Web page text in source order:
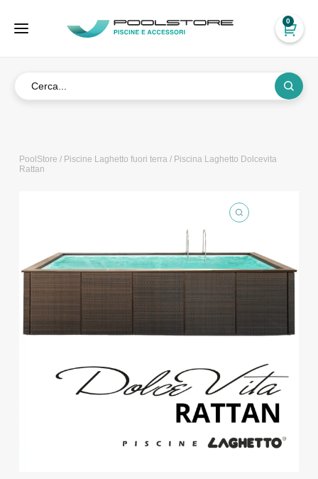
0
PoolStore / Piscine Laghetto fuori terra/ Piscina Laghetto Dolcevita
Rattan